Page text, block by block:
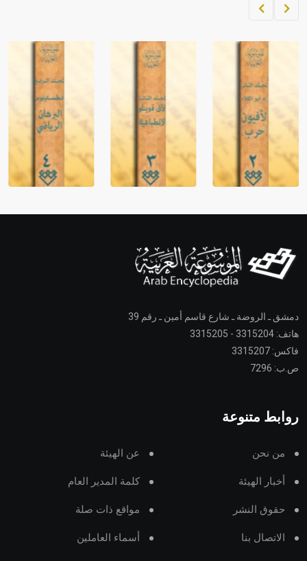
دمشق ـ الروضة ـ شارع قاسم أمين ـ رقم 39
هاتف: 3315204 - 3315205
فاكس: 3315207
ص.ب: 7296
روابط متنوعة
من نحن عن الهيئة
أخبار الهيئة كلمة المدير العام
حقوق النشر مواقع ذات صلة
الاتصال بنا أسماء العاملين